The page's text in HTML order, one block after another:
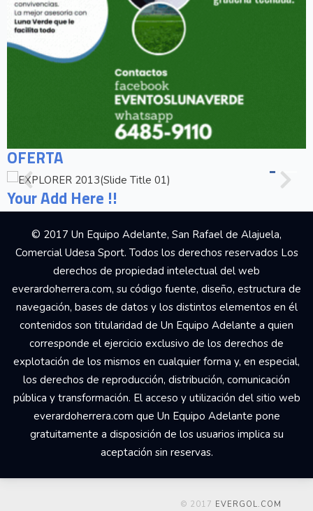
OFERTA
Your Add Here !!
© 2017 Un Equipo Adelante, San Rafael de Alajuela,
Comercial Udesa Sport. Todos los derechos reservados Los
derechos de propiedad intelectual del web
everardoherrera.com, su código fuente, diseño, estructura de
navegación, bases de datos y los distintos elementos en él
contenidos son titularidad de Un Equipo Adelante a quien
corresponde el ejercicio exclusivo de los derechos de
explotación de los mismos en cualquier forma y, en especial,
los derechos de reproducción, distribución, comunicación
pública y transformación. El acceso y utilización del sitio web
everardoherrera.com que Un Equipo Adelante pone
gratuitamente a disposición de los usuarios implica su
aceptación sin reservas.
© 2017 EVERGOL.COM